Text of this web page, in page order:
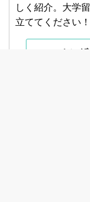
しく紹介。大学
立ててください！
カン